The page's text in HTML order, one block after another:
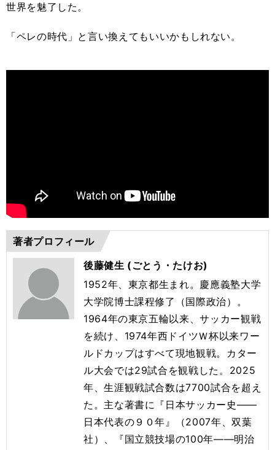
世界を魅了した。
「ペレの時代」と言い換えてもいいかもしれない。
著者プロフィール
後藤健生 (ごとう・たけお)
1952年、東京都生まれ。慶應義塾大学
大学院博士課程修了（国際政治）。
1964年の東京五輪以来、サッカー観戦
を続け、1974年西ドイツＷ杯以来ワー
ルドカップはすべて現地観戦。カター
ル大会では29試合を観戦した。2025
年、生涯観戦試合数は7700試合を超え
た。主な著書に『日本サッカー史――
日本代表の９０年』（2007年、双葉
社）、『国立競技場の100年――明治